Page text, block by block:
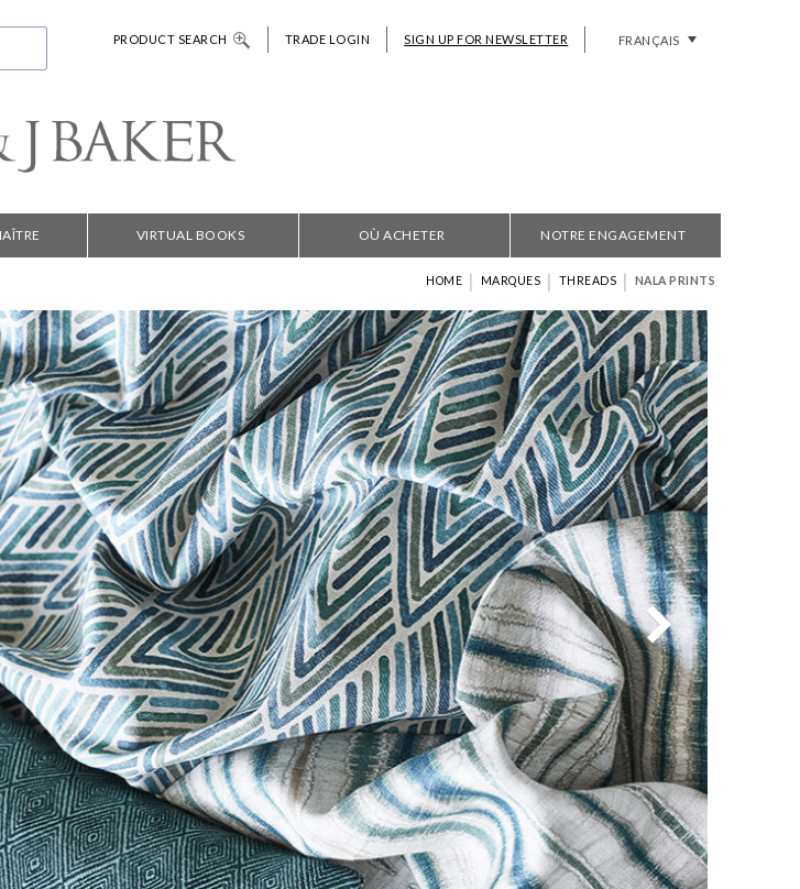
PRODUCT SEARCH TRADE LOGIN SIGN UP FOR NEWSLETTER FRANÇAIS
VIRTUAL BOOKS OÙ ACHETER NOTRE ENGAGEMENT
HOME | MARQUES | THREADS | NALA PRINTS